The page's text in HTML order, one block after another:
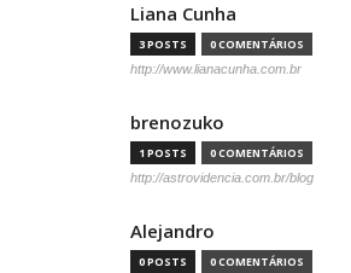
Liana Cunha
3 POSTS 0 COMENTÁRIOS
http://www.lianacunha.com.br
brenozuko
1 POSTS 0 COMENTÁRIOS
http://astrovidencia.com.br/blog
Alejandro
0 POSTS 0 COMENTÁRIOS